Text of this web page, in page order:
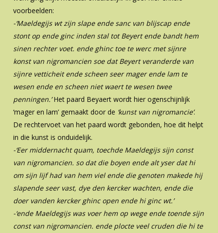
voorbeelden:
-‘Maeldegijs wt zijn slape ende sanc van blijscap ende
stont op ende ginc inden stal tot Beyert ende bandt hem
sinen rechter voet. ende ghinc toe te werc met sijnre
konst van nigromancien soe dat Beyert veranderde van
sijnre vetticheit ende scheen seer mager ende lam te
wesen ende en scheen niet waertte wesen twee
penningen.’Het paard Beyaert wordt hier ogenschijnlijk
‘mager en lam’ gemaakt door de ‘kunst van nigromancie’.
De rechtervoet van het paard wordt gebonden, hoe dit helpt
in die kunst is onduidelijk.
-‘Eer middernacht quam, toechde Maeldegijs sijn const
van nigromancien. so dat die boyen ende alt yser dat hi
om sijn lijf had van hem viel ende die genoten makede hij
slapende seer vast, dye den kercker wachten, ende die
doer vanden kerckerghinc open ende hi ginc wt.’
-‘ende Maeldegijs was voerhem op wege ende toende sijn
const van nigromancien. ende plocte veel cruden die hi te